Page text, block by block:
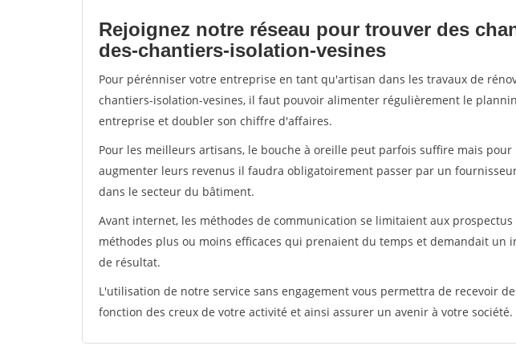
Rejoignez notre réseau pour trouver des
des-chantiers-isolation-vesines
Pour pérénniser votre entreprise en tant qu'artisan dans les travaux de
chantiers-isolation-vesines, il faut pouvoir alimenter régulièrement le
entreprise et doubler son chiffre d'affaires.
Pour les meilleurs artisans, le bouche à oreille peut parfois suffire mais
augmenter leurs revenus il faudra obligatoirement passer par un
dans le secteur du bâtiment.
Avant internet, les méthodes de communication se limitaient aux
méthodes plus ou moins efficaces qui prenaient du temps et demandait un
de résultat.
L'utilisation de notre service sans engagement vous permettra de recevoir
fonction des creux de votre activité et ainsi assurer un avenir à votre société.